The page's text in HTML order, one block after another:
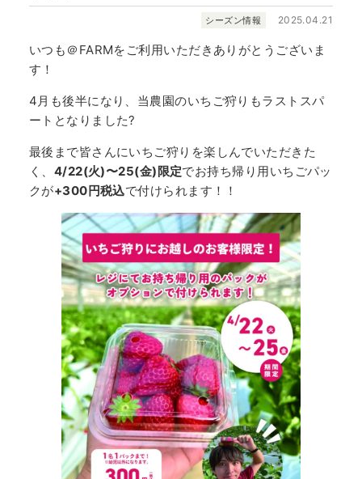
シーズン情報 2025.04.21
いつも＠FARMをご利用いただきありがとうございま
す！
4月も後半になり、当農園のいちご狩りもラストスパ
ートとなりました?
最後まで皆さんにいちご狩りを楽しんでいただきた
く、 4/22(火)〜25(金)限定でお持ち帰り用いちごパッ
クが+300円税込で付けられます！！